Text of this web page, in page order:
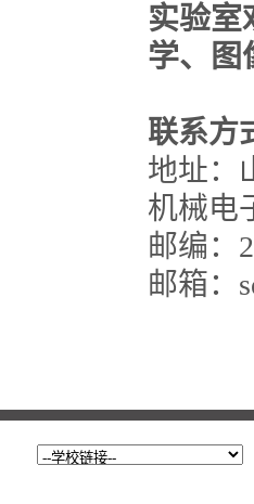
实验室
学、图
联系方
地址：
机械电
邮编：
邮箱：